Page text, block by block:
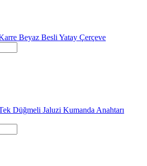
Beyaz Besli Yatay Çerçeve
Düğmeli Jaluzi Kumanda Anahtarı